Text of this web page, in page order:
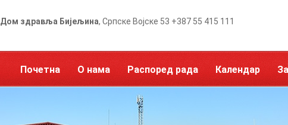
Дом здравља Бијељина, Српске Војске 53 +387 55 415 111
Почетна О нама Распоред рада Календар